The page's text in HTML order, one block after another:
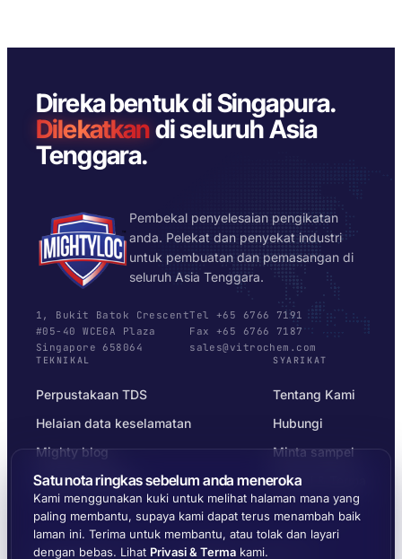
Direka bentuk di Singapura.
Dilekatkandi seluruh Asia
Tenggara.
Pembekal penyelesaian pengikatan
anda. Pelekat dan penyekat industri
untuk pembuatan dan pemasangan di
seluruh Asia Tenggara.
1, Bukit Batok Crescent
#05-40 WCEGA Plaza
Singapore 658064
Tel +65 6766 7191
Fax +65 6766 7187
sales@vitrochem.com
TEKNIKAL
Perpustakaan TDS
Helaian data keselamatan
Mighty blog
Pemilih substrat
SYARIKAT
Tentang Kami
Hubungi
Minta sampel
Privasi & Terma
© 2026 MIGHTYLOC™ · VITROCHEM TECHNOLOGY ·
Satu nota ringkas sebelum anda meneroka
Kami menggunakan kuki untuk melihat halaman mana yang
paling membantu, supaya kami dapat terus menambah baik
laman ini. Terima untuk membantu, atau tolak dan layari
dengan bebas. Lihat Privasi & Terma kami.